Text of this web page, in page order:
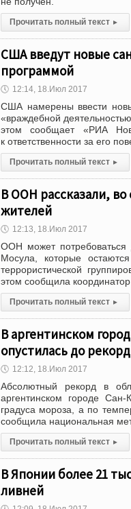
Прочитать полный текст ▸
США введут новые
программой
🕔 12:14, 18.Июл 2017
США намерены ввести
«враждебной
этом сообщает «РИА
к ответственности за его
Прочитать полный текст ▸
В ООН рассказали,
жителей
🕔 12:13, 18.Июл 2017
ООН может потребоваться
Мосула, которые
террористической
этом сообщила
Прочитать полный текст ▸
В аргентинском
опустилась до
🕔 12:12, 18.Июл 2017
Абсолютный рекорд в
аргентинском городе
градуса мороза, а по
сообщила национальная
Прочитать полный текст ▸
В Японии более 21
ливней